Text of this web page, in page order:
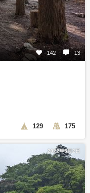
142 13
129 175
2022年5月2日